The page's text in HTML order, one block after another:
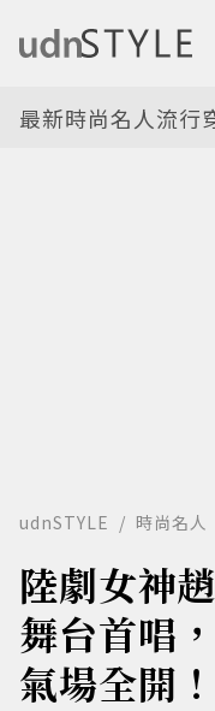
最新時尚名人流行
udnSTYLE 時尚名人
陸劇女神
舞台首唱
氣場全開